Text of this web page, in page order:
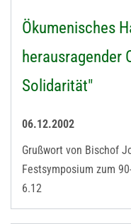
Ökumenisches
herausragender
Solidarität"
06.12.2002
Grußwort von Bischof
Festsymposium zum
6.12